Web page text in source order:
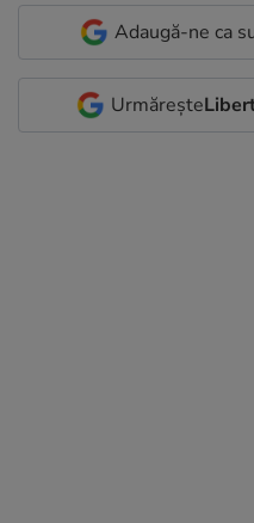
Adaugă-ne ca
Urmărește